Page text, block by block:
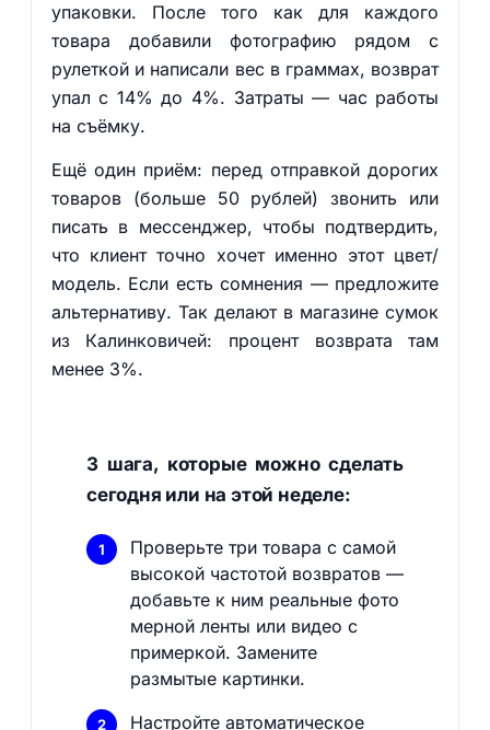
упаковки. После того как для каждого
товара добавили фотографию рядом с
рулеткой и написали вес в граммах, возврат
упал с 14% до 4%. Затраты — час работы
на съёмку.
Ещё один приём: перед отправкой дорогих
товаров (больше 50 рублей) звонить или
писать в мессенджер, чтобы подтвердить,
что клиент точно хочет именно этот цвет/
модель. Если есть сомнения — предложите
альтернативу. Так делают в магазине сумок
из Калинковичей: процент возврата там
менее 3%.
3 шага, которые можно сделать
сегодня или на этой неделе:
Проверьте три товара с самой
высокой частотой возвратов —
добавьте к ним реальные фото
мерной ленты или видео с
примеркой. Замените
размытые картинки.
Настройте автоматическое